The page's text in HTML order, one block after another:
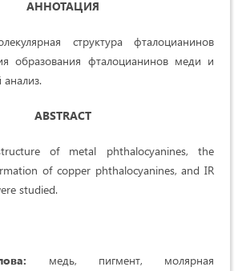
АННОТАЦИЯ
структура фталоцианинов
образования фталоцианинов меди и
ABSTRACT
of metal phthalocyanines, the
of copper phthalocyanines, and IR
studied.
медь, пигмент, молярная